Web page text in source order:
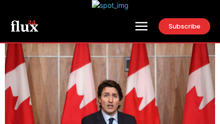
Subscribe